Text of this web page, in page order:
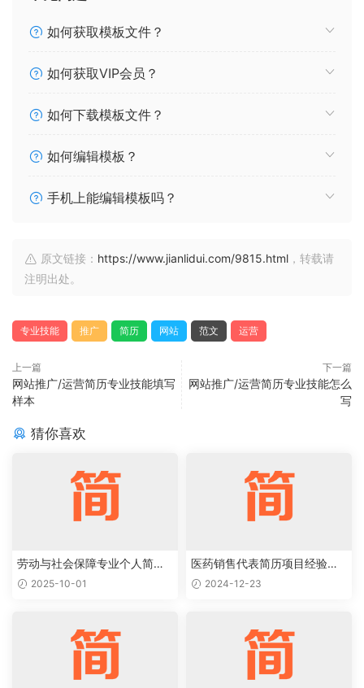
如何获取模板文件？
如何获取VIP会员？
如何下载模板文件？
如何编辑模板？
手机上能编辑模板吗？
原文链接： https://www.jianlidui.com/9815.html ，转载请
注明出处。
专业技能 推广 简历 网站 范文 运营
上一篇
网站推广/运营简历专业技能填写
样本
下一篇
网站推广/运营简历专业技能怎么
写
猜你喜欢
劳动与社会保障专业个人简历
范文2025-10-01
医药销售代表简历项目经验怎
么写2024-12-23